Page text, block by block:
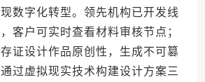
数字化转型。领先机构已开发线
客户可实时查看材料审核节点；
证设计作品原创性，生成不可篡
过虚拟现实技术构建设计方案三